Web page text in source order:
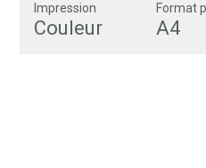
Impression
Couleur
Format
A4